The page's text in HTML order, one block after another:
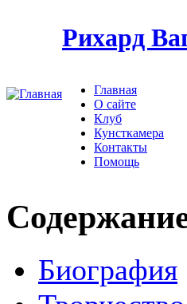
Рихард
Главная
О сайте
Клуб
Кунсткамера
Контакты
Помощь
Биография